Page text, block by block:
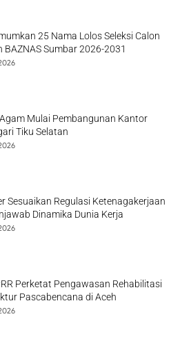
25 Nama Lolos Seleksi Calon
BAZNAS Sumbar 2026-2031
Mulai Pembangunan Kantor
Tiku Selatan
Sesuaikan Regulasi Ketenagakerjaan
Dinamika Dunia Kerja
Perketat Pengawasan Rehabilitasi
Pascabencana di Aceh